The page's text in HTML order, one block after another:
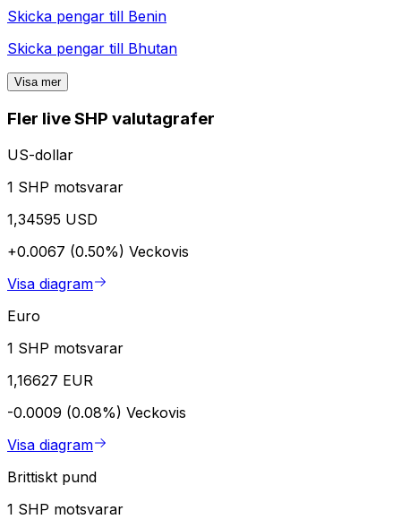
Skicka pengar till Benin
Skicka pengar till Bhutan
Visa mer
Fler live SHP valutagrafer
US-dollar
1 SHP motsvarar
1,34595 USD
+0.0067 (0.50%) Veckovis
Visa diagram
Euro
1 SHP motsvarar
1,16627 EUR
-0.0009 (0.08%) Veckovis
Visa diagram
Brittiskt pund
1 SHP motsvarar